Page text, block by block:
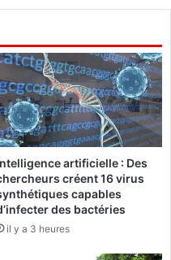
artificielle : Des
créent 16 virus
capables
des bactéries
il y a 3 heures